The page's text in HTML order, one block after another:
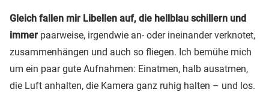
Gleich fallen mir Libellen auf, die hellblau schillern und
immer paarweise, irgendwie an- oder ineinander verknotet,
zusammenhängen und auch so fliegen. Ich bemühe mich
um ein paar gute Aufnahmen: Einatmen, halb ausatmen,
die Luft anhalten, die Kamera ganz ruhig halten – und los.